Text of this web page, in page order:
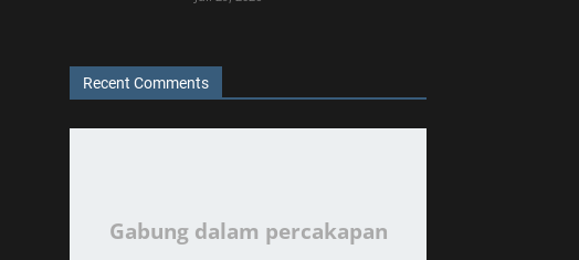
Recent Comments
Gabung dalam percakapan